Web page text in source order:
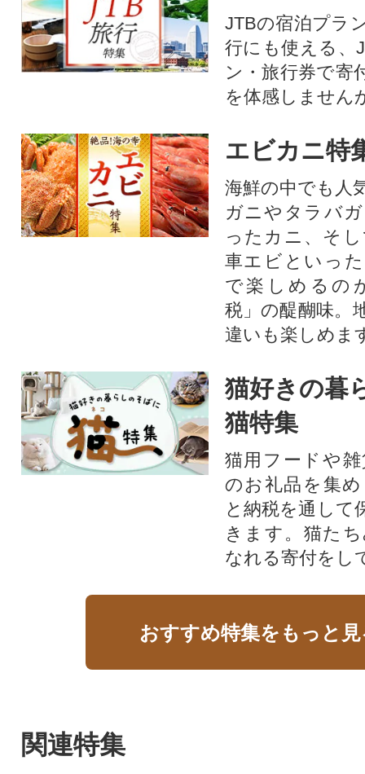
JTBの宿泊プラ
行にも使える、
ン・旅行券で寄
を体感しません
エビカニ特
海鮮の中でも人
ガニやタラバ
ったカニ、そ
車エビといっ
で楽しめるの
税」の醍醐味。
違いも楽しめま
猫好きの暮
猫特集
猫用フードや
のお礼品を集
と納税を通して
きます。猫た
なれる寄付をし
おすすめ特集をもっと
関連特集